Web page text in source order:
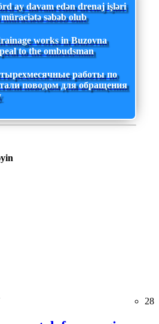
ay davam edən drenaj işləri
səbəb olub
works in Buzovna
to the ombudsman
работы по
поводом для обращения
28